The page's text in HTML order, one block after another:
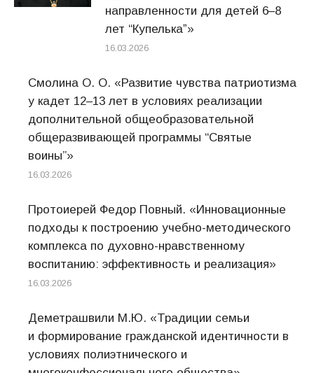
направленности для детей 6–8
лет “Купелькаˮ»
16.03.2026
Смолина О. О. «Развитие чувства патриотизма
у кадет 12–13 лет в условиях реализации
дополнительной общеобразовательной
общеразвивающей программы “Святые
воины”»
16.03.2026
Протоиерей Федор Повный. «Инновационные
подходы к построению учебно-методического
комплекса по духовно-нравственному
воспитанию: эффективность и реализация»
16.03.2026
Деметрашвили М.Ю. «Традиции семьи
и формирование гражданской идентичности в
условиях полиэтнического и